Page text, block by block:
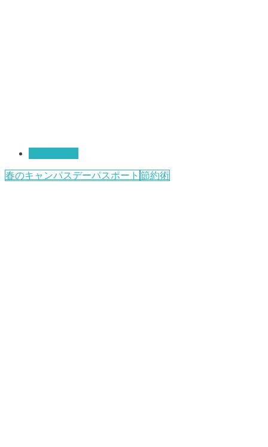
春のキャンパスデーパスポート 節約術